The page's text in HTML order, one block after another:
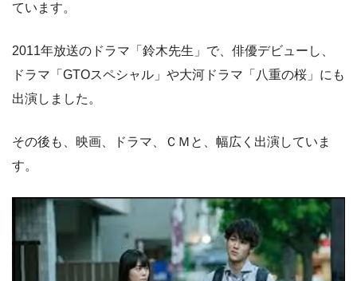
ています。
2011年放送のドラマ「鈴木先生」で、俳優デビューし、
ドラマ「GTOスペシャル」や大河ドラマ「八重の桜」にも
出演しました。
その後も、映画、ドラマ、ＣＭと、幅広く出演していま
す。